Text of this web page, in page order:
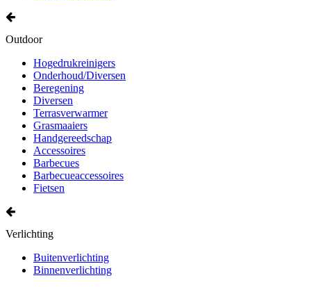
Outdoor
Hogedrukreinigers
Onderhoud/Diversen
Beregening
Diversen
Terrasverwarmer
Grasmaaiers
Handgereedschap
Accessoires
Barbecues
Barbecueaccessoires
Fietsen
Verlichting
Buitenverlichting
Binnenverlichting